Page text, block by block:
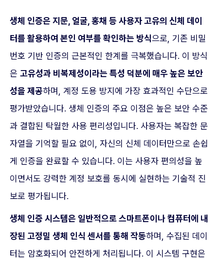
생체 인증은 지문, 얼굴, 홍채 등 사용자 고유의 신체 데이
터를 활용하여 본인 여부를 확인하는 방식으로, 기존 비밀
번호 기반 인증의 근본적인 한계를 극복했습니다. 이 방식
은 고유성과 비복제성이라는 특성 덕분에 매우 높은 보안
성을 제공하며, 계정 도용 방지에 가장 효과적인 수단으로
평가받았습니다. 생체 인증의 주요 이점은 높은 보안 수준
과 결합된 탁월한 사용 편리성입니다. 사용자는 복잡한 문
자열을 기억할 필요 없이, 자신의 신체 데이터만으로 손쉽
게 인증을 완료할 수 있습니다. 이는 사용자 편의성을 높
이면서도 강력한 계정 보호를 동시에 실현하는 기술적 진
보로 평가됩니다.
생체 인증 시스템은 일반적으로 스마트폰이나 컴퓨터에 내
장된 고정밀 생체 인식 센서를 통해 작동하며, 수집된 데이
터는 암호화되어 안전하게 처리됩니다. 이 시스템 구현은